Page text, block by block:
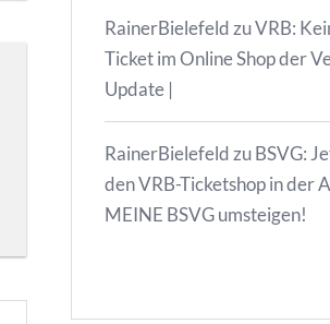
RainerBielefeld zuVRB:
Ticket im Online Shop der
Update |
RainerBielefeld zuBSVG:
den VRB-Ticketshop in der
MEINE BSVG umsteigen!